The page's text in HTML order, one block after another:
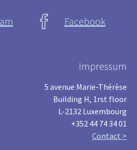
Facebook
Impressum
5 avenue Marie-Thérèse
Building H, 1rst floor
L-2132 Luxembourg
+352 44 74 34 01
Contact >